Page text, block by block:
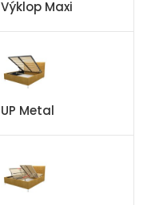
Výklop Maxi
UP Metal